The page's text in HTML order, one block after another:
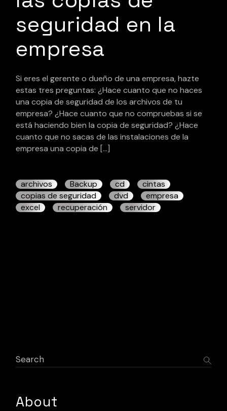
seguridad en la
empresa
Si eres el gerente o dueño de una empresa, hazte
estas tres preguntas: ¿Hace cuanto que no haces
una copia de seguridad de los archivos de tu
empresa? ¿Hace cuanto que no compruebas si se
está haciendo bien la copia de seguridad? ¿Hace
cuanto que no sacas de las instalaciones de la
empresa una copia de […]
archivos Backup cd
cintas
copias de seguridad
dvd
empresa
excel
recuperación servidor
Search
About